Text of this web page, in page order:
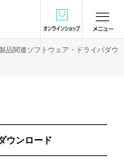
オンラインショ
品関連ソフトウェア・ドライバダウ
ウンロード